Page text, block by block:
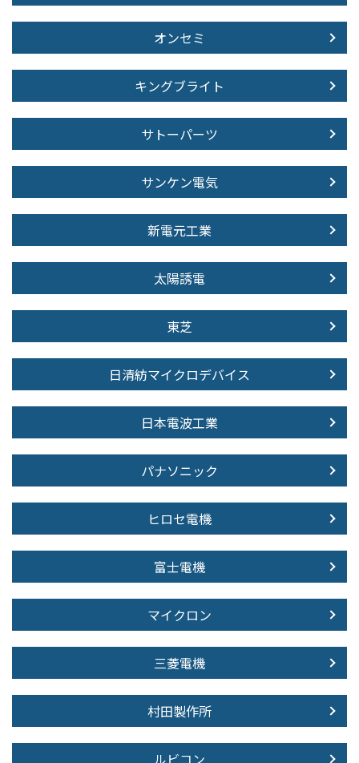
オンセミ
キングブライト
サトーパーツ
サンケン電気
新電元工業
太陽誘電
東芝
日清紡マイクロデバイス
日本電波工業
パナソニック
ヒロセ電機
富士電機
マイクロン
三菱電機
村田製作所
ルビコン